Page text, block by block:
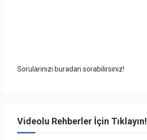
Sorularınızı buradan sorabilirsiniz!
Videolu Rehberler İçin Tıklayın!